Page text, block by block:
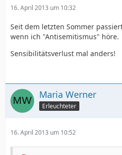
16. April 2013 um 10:32
Seit dem letzten Sommer
wenn ich "Antisemitismus" höre.
Sensibilitätsverlust mal anders!
Maria Werner
Erleuchteter
16. April 2013 um 10:52